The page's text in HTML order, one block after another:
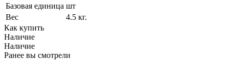
Базовая единица шт
Вес
4.5 кг.
Как купить
Наличие
Наличие
Ранее вы смотрели